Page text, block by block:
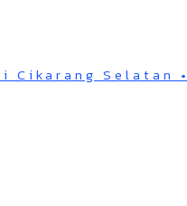
Cikarang Selatan